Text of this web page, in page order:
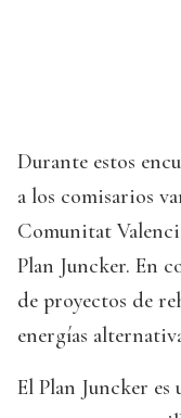
Durante estos
a los comisarios
Comunitat
Plan Juncker. En
de proyectos de
energías
El Plan Juncker